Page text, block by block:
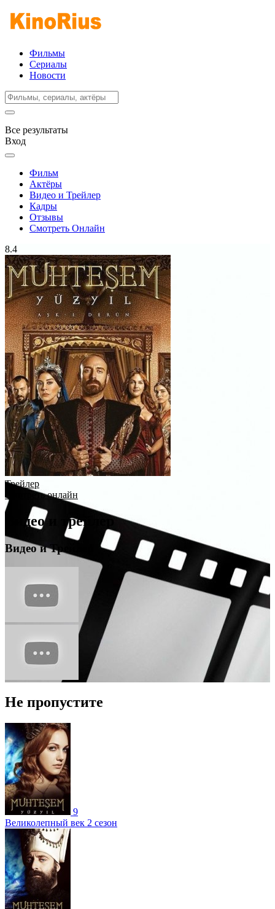
Фильмы
Сериалы
Новости
Все результаты
Вход
Фильм
Актёры
Видео и Трейлер
Кадры
Отзывы
Смотреть Онлайн
8.4
Трейлер
Смотреть онлайн
Видео и трейлер
Видео и Трейлер
Не пропустите
9
Великолепный век 2 сезон